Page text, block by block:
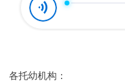
各托幼机构：